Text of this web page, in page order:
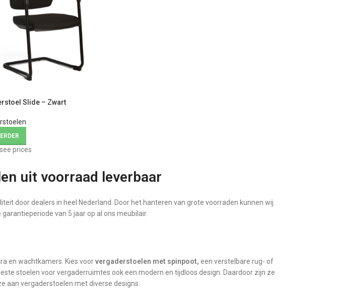
Slide – Zwart
prices
uit voorraad leverbaar
door dealers in heel Nederland. Door het hanteren van grote voorraden kunnen wij
van 5 jaar op al ons meubilair.
en wachtkamers. Kies voorvergaderstoelen met spinpoot, een verstelbare rug- of
stoelen voor vergaderruimtes ook een modern en tijdloos design. Daardoor zijn ze
aan vergaderstoelen met diverse designs.